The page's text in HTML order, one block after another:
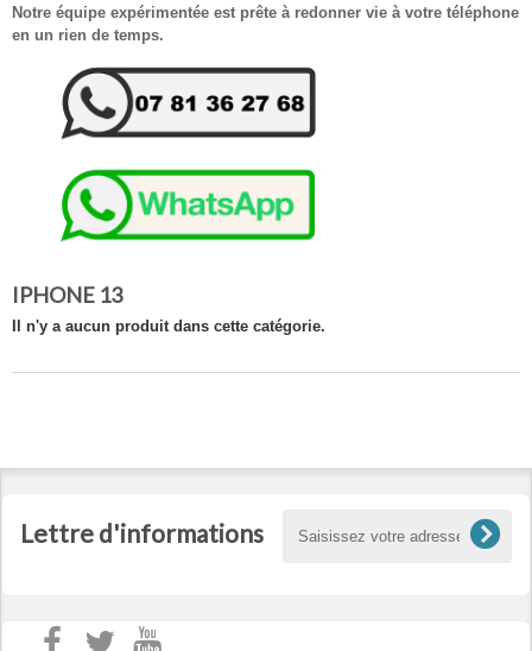
Notre équipe expérimentée est prête à redonner vie à votre téléphone
en un rien de temps.
IPHONE 13
Il n'y a aucun produit dans cette catégorie.
Lettre d'informations